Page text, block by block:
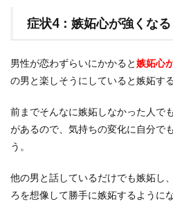
症状4：嫉妬心が強くなる
男性が恋わずらいにかかると嫉妬心
の男と楽しそうにしていると嫉妬す
前までそんなに嫉妬しなかった人で
があるので、気持ちの変化に自分で
う。
他の男と話しているだけでも嫉妬し
ろを想像して勝手に嫉妬するように